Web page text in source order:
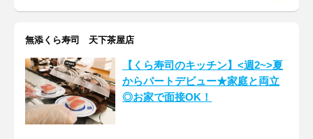
無添くら寿司 天下茶屋店
【くら寿司のキッチン】<週2~>夏
からパートデビュー★家庭と両立
◎お家で面接OK！